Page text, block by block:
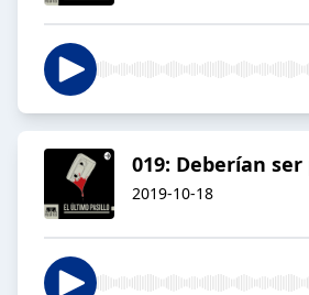
019: Deberían
2019-10-18